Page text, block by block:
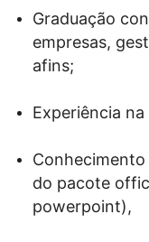
Graduação
empresas,
afins;
Experiência na
do pacote
powerpoint),